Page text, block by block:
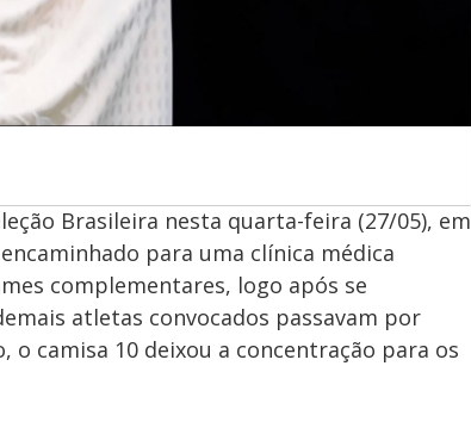
Brasileira nesta quarta-feira (27/05), em
para uma clínica médica
complementares, logo após se
atletas convocados passavam por
camisa 10 deixou a concentração para os